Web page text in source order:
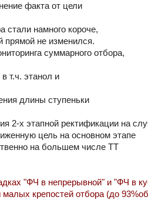
факта от цели
стали намного короче,
прямой не изменился.
суммарного отбора,
т.ч. этанол и
длины ступеньки
2-х этапной ректификации на
цель на основном этапе
на большем числе ТТ
"ФЧ в непрерывной" и "ФЧ в
крепостей отбора (до